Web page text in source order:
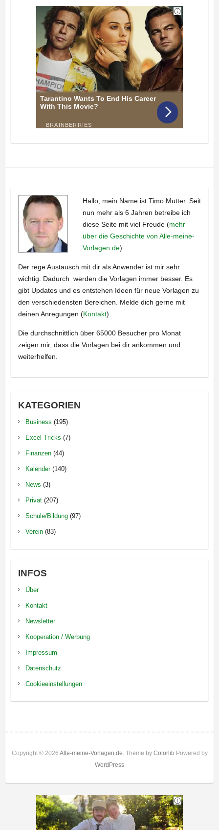
Hallo, mein Name ist Timo Mutter. Seit
nun mehr als 6 Jahren betreibe ich
diese Seite mit viel Freude (mehr
über die Geschichte von Alle-meine-
Vorlagen.de).
Der rege Austausch mit dir als Anwender ist mir sehr
wichtig. Dadurch werden die Vorlagen immer besser. Es
gibt Updates und es entstehen Ideen für neue Vorlagen zu
den verschiedensten Bereichen. Melde dich gerne mit
deinen Anregungen (Kontakt).
Die durchschnittlich über 65000 Besucher pro Monat
zeigen mir, dass die Vorlagen bei dir ankommen und
weiterhelfen.
KATEGORIEN
Business (195)
Excel-Tricks (7)
Finanzen(44)
Kalender(140)
News (3)
Privat(207)
Schule/Bildung(97)
Verein(83)
INFOS
Über
Kontakt
Newsletter
Kooperation / Werbung
Impressum
Datenschutz
Cookieeinstellungen
Copyright © 2026 Alle-meine-Vorlagen.de. Theme by Colorlib Powered by
WordPress